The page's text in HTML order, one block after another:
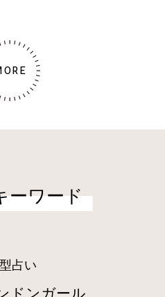
ーワード
占い